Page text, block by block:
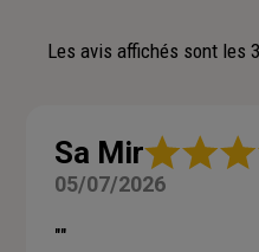
Les avis affichés sont les
Sa MirNote
5
05/07/2026
""